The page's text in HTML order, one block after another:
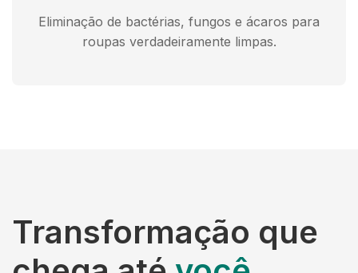
Eliminação de bactérias, fungos e ácaros para
roupas verdadeiramente limpas.
Transformação que